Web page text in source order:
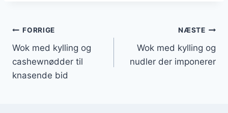
Indlægsnavigation
FORRIGE
Wok med kylling og
cashewnødder til
knasende bid
NÆSTE
Wok med kylling og
nudler der imponerer